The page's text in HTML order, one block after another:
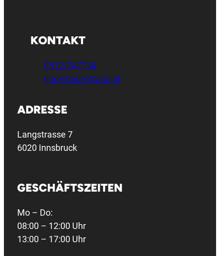
KONTAKT
0512/347734
gaderbauer@aon.at
ADRESSE
Langstrasse 7
6020 Innsbruck
GESCHÄFTSZEITEN
Mo – Do:
08:00 – 12:00 Uhr
13:00 – 17:00 Uhr